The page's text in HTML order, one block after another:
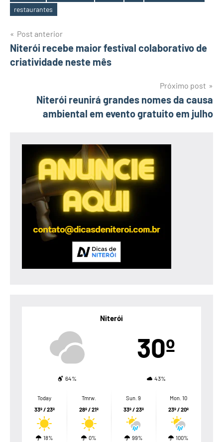
Tags
restaurantes
Navegação
de
Post anterior
Niterói recebe maior festival colaborativo de
criatividade neste mês
Próximo post
Niterói reunirá grandes nomes da causa
ambiental em evento gratuito em julho
Niterói
30º
64% 43%
Today
33º / 23º
18%
Tmrw.
28º / 21º
0%
Sun. 9
33º / 23º
99%
Mon. 10
23º / 20º
100%